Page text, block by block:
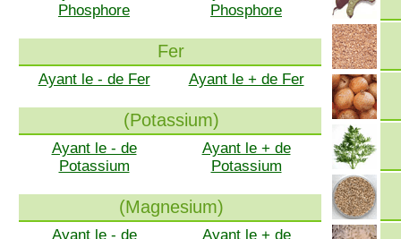
Phosphore
Phosphore
Fer
Ayant le - de Fer Ayant le + de Fer
(Potassium)
Ayant le - de
Potassium
Ayant le + de
Potassium
(Magnesium)
Ayant le - de
Ayant le + de